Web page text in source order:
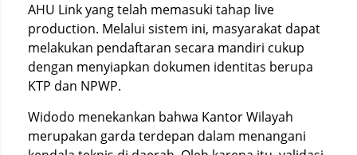
AHU Link yang telah memasuki tahap live
production. Melalui sistem ini, masyarakat dapat
melakukan pendaftaran secara mandiri cukup
dengan menyiapkan dokumen identitas berupa
KTP dan NPWP.
Widodo menekankan bahwa Kantor Wilayah
merupakan garda terdepan dalam menangani